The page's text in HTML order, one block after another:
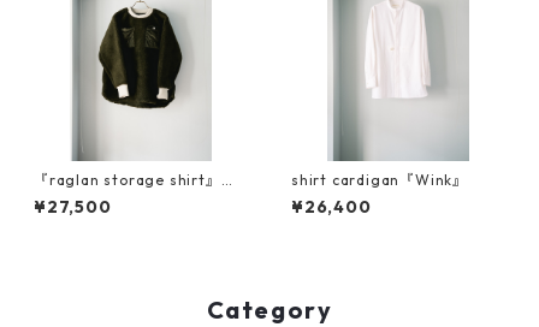
『raglan storage shirt』ボ
ア素材
¥27,500
shirt cardigan『Wink』
¥26,400
Category